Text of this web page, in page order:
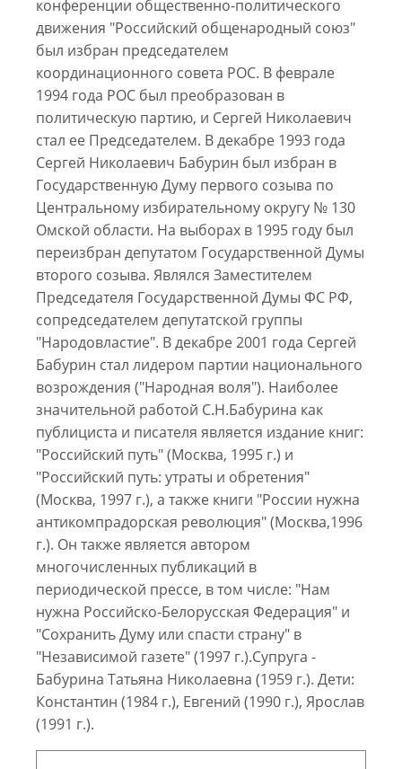
конференции общественно-политического
движения "Российский общенародный союз"
был избран председателем
координационного совета РОС. В феврале
1994 года РОС был преобразован в
политическую партию, и Сергей Николаевич
стал ее Председателем. В декабре 1993 года
Сергей Николаевич Бабурин был избран в
Государственную Думу первого созыва по
Центральному избирательному округу № 130
Омской области. На выборах в 1995 году был
переизбран депутатом Государственной Думы
второго созыва. Являлся Заместителем
Председателя Государственной Думы ФС РФ,
сопредседателем депутатской группы
"Народовластие". В декабре 2001 года Сергей
Бабурин стал лидером партии национального
возрождения ("Народная воля"). Наиболее
значительной работой С.Н.Бабурина как
публициста и писателя является издание книг:
"Российский путь" (Москва, 1995 г.) и
"Российский путь: утраты и обретения"
(Москва, 1997 г.), а также книги "России нужна
антикомпрадорская революция" (Москва,1996
г.). Он также является автором
многочисленных публикаций в
периодической прессе, в том числе: "Нам
нужна Российско-Белорусская Федерация" и
"Сохранить Думу или спасти страну" в
"Независимой газете" (1997 г.).Супруга -
Бабурина Татьяна Николаевна (1959 г.). Дети:
Константин (1984 г.), Евгений (1990 г.), Ярослав
(1991 г.).